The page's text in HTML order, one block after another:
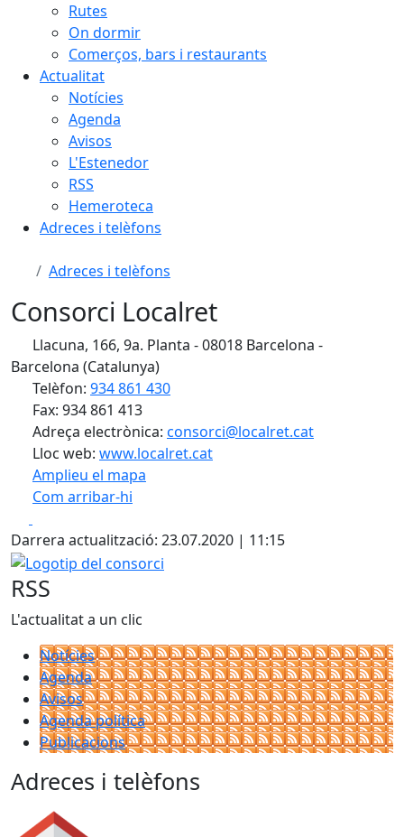
Rutes
On dormir
Comerços, bars i restaurants
Actualitat
Notícies
Agenda
Avisos
L'Estenedor
RSS
Hemeroteca
Adreces i telèfons
Adreces i telèfons
Consorci Localret
Llacuna, 166, 9a. Planta - 08018 Barcelona -
Barcelona (Catalunya)
Telèfon: 934 861 430
Fax: 934 861 413
Adreça electrònica: consorci@localret.cat
Lloc web: www.localret.cat
Amplieu el mapa
Com arribar-hi
+
−
Darrera actualització: 23.07.2020 | 11:15
Logotip del consorci
RSS
L'actualitat a un clic
Notícies
Agenda
Avisos
Agenda política
Publicacions
Adreces i telèfons